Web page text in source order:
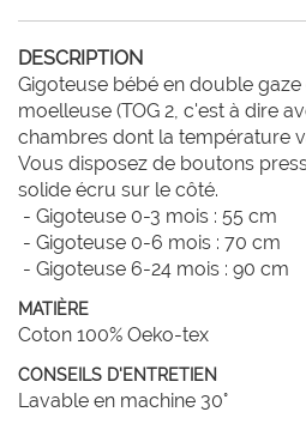
DESCRIPTION
Gigoteuse bébé en double
moelleuse (TOG 2, c'est à dire
chambres dont la température
Vous disposez de boutons
solide écru sur le côté.
- Gigoteuse 6-24 mois : 90 cm
MATIÈRE
Coton 100% Oeko-tex
CONSEILS D'ENTRETIEN
Lavable en machine 30°